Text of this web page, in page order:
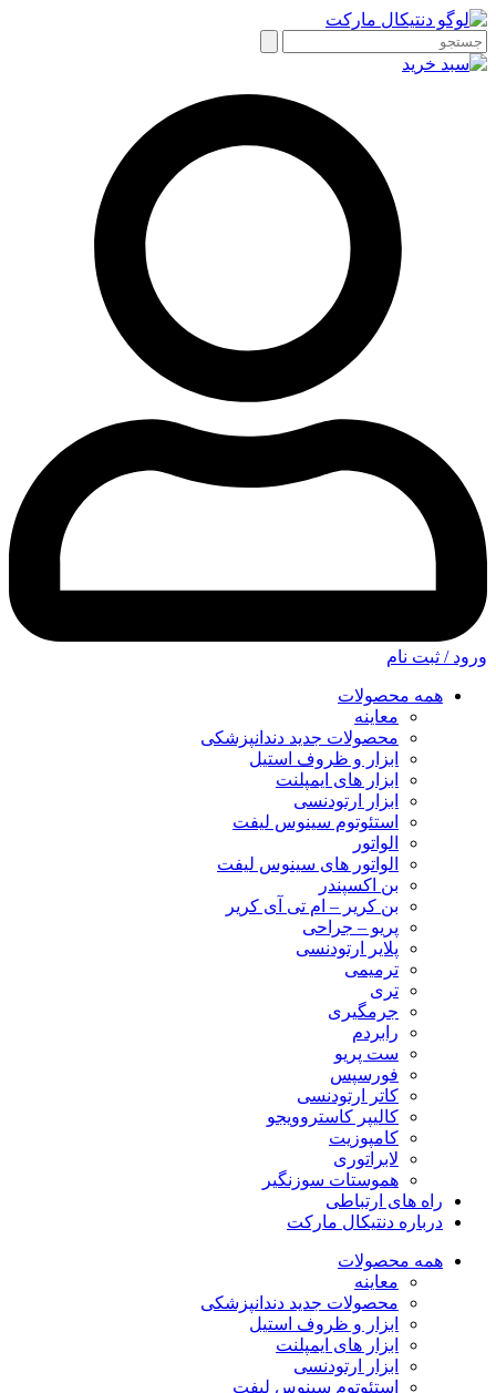
ورود / ثبت نام
همه محصولات
معاینه
محصولات جدید دندانپزشکی
ابزار و ظروف استیل
ابزار های ایمپلنت
ابزار ارتودنسی
استئوتوم سینوس لیفت
الواتور
الواتور های سینوس لیفت
بن اکسپندر
بن کریر – ام تی آی کریر
پریو – جراحی
پلایر ارتودنسی
ترمیمی
تری
جرمگیری
رابردم
ست پریو
فورسپس
کاتر ارتودنسی
کالیپر کاستروویجو
کامپوزیت
لابراتوری
هموستات سوزنگیر
راه های ارتباطی
درباره دنتیکال مارکت
همه محصولات
معاینه
محصولات جدید دندانپزشکی
ابزار و ظروف استیل
ابزار های ایمپلنت
ابزار ارتودنسی
استئوتوم سینوس لیفت